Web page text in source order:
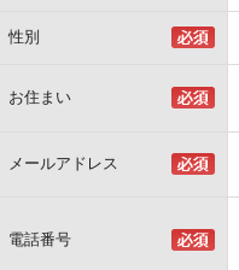
性別
お住まい
メールアドレス
電話番号